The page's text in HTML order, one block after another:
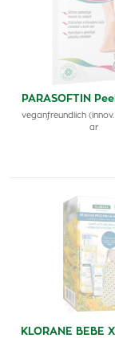
PARASOFTIN
veganfreundlich (innov.
ar
KLORANE BEBE